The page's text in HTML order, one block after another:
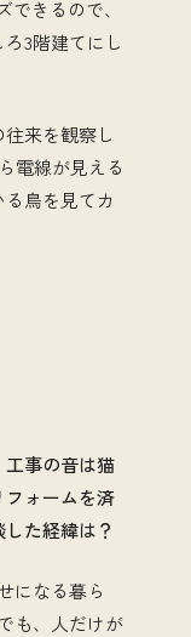
きるので、
3階建てにし
来を観察し
電線が見える
鳥を見てカ
事の音は猫
ォームを済
た経緯は？
になる暮ら
も、人だけが